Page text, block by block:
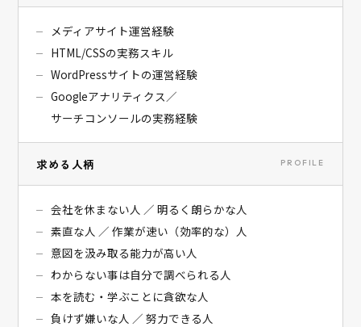
メディアサイト運営経験
HTML/CSSの実務スキル
WordPressサイトの運営経験
Googleアナリティクス／
サーチコンソールの実務経験
求める人柄 PROFILE
会社を休まない人 ／ 明るく朗らかな人
素直な人 ／ 作業が速い（効率的な）人
意図を汲み取る能力が高い人
わからない事は自分で調べられる人
本を読む・学ぶことに貪欲な人
負けず嫌いな人 ／ 努力できる人